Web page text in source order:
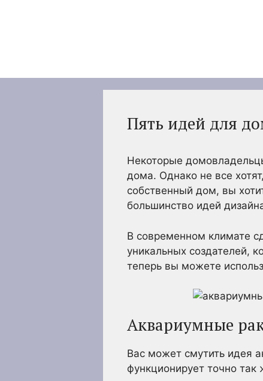
Пять идей для
Некоторые
дома. Однако не все
собственный дом, вы
большинство идей
В современном климате
уникальных создателей,
теперь вы можете
Аквариумные
Вас может смутить идея
функционирует точно